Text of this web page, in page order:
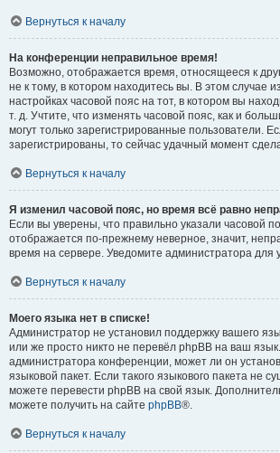
Вернуться к началу
На конференции неправильное время!
Возможно, отображается время, относящееся к
не к тому, в котором находитесь вы. В этом случае
настройках часовой пояс на тот, в котором вы
т. д. Учтите, что изменять часовой пояс, как и
могут только зарегистрированные пользователи.
зарегистрированы, то сейчас удачный момент
Вернуться к началу
Я изменил часовой пояс, но время всё равно
Если вы уверены, что правильно указали часовой
отображается по-прежнему неверное, значит,
время на сервере. Уведомите администратора для
Вернуться к началу
Моего языка нет в списке!
Администратор не установил поддержку вашего
или же просто никто не перевёл phpBB на ваш
администратора конференции, может ли он
языковой пакет. Если такого языкового пакета не
можете перевести phpBB на свой язык.
можете получить на сайте phpBB®.
Вернуться к началу